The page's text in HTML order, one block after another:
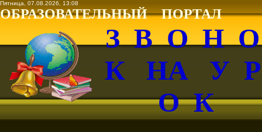
Пятница, 07.08.2026, 13:08
ОБРАЗОВАТЕЛЬНЫЙ ПОРТАЛ
З В О Н
К НА У
О К